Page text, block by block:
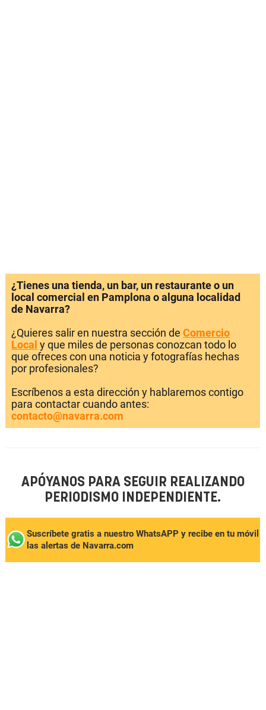
¿Tienes una tienda, un bar, un restaurante o un
local comercial en Pamplona o alguna localidad
de Navarra?
¿Quieres salir en nuestra sección de Comercio
Local y que miles de personas conozcan todo lo
que ofreces con una noticia y fotografías hechas
por profesionales?
Escríbenos a esta dirección y hablaremos contigo
para contactar cuando antes:
contacto@navarra.com
APÓYANOS PARA SEGUIR REALIZANDO
PERIODISMO INDEPENDIENTE.
Suscríbete gratis a nuestro WhatsAPP y recibe en tu móvil
las alertas de Navarra.com